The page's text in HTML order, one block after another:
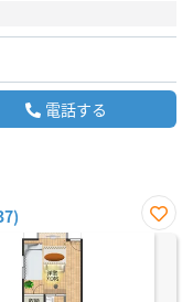
電話する
お気